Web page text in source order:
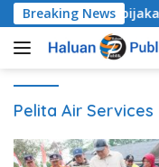
Langsung
ke
konten
Breaking News
Audit Kebijakan
Pelita Air Services